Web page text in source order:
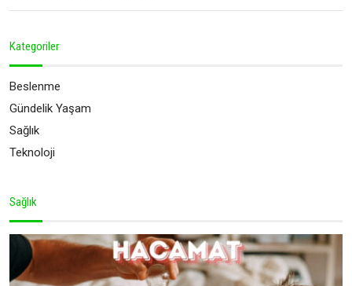
Kategoriler
Beslenme
Gündelik Yaşam
Sağlık
Teknoloji
Sağlık